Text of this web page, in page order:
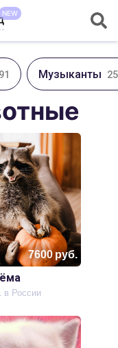
NEW
Музыканты
7600руб.
России